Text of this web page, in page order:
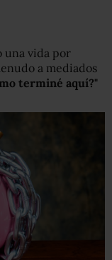
una vida por
a mediados
terminé aquí?"